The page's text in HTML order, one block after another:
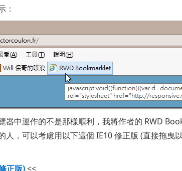
：
器中運作的不是那樣順利，我將作者的 RWD
人，可以考慮用以下這個 IE10 修正版 (直接拖曳
正版)<<